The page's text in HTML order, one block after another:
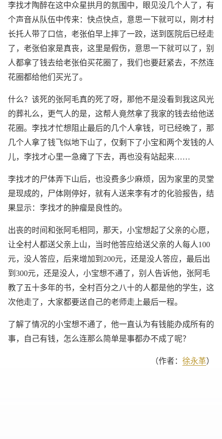
李找才陶醉在这中众星拱月的氛围中，眼见没几个人了，有
个声音从队伍中传来：快点快点，意思一下就可以，刚才村
长托人带了口信，老张伯早上摔了一跤，送到医院后已经走
了，老张伯家是真丧，这里是假伤，意思一下就可以了，别
人都拿了钱去给老张伯买花圈了，我们也要赶紧去，不然连
花圈都给他们买光了。
什么？该死的张阿毛真的死了呀，那他不是没看到我这风光
的葬礼么，更气人的是，这帮人竟然拿了我家的钱去给他送
花圈。李找才忙想阻止最后的几个人拿钱，可已经晚了，那
几个人拿了钱飞似地下山了，仅剩下了小宝和两个发钱的人
儿，李找才心里一急瘫了下去，再也没有站起来……
李找才的尸体弄下山后，也没费多少麻烦，因为家里的灵堂
是现成的，尸体刚停好，就有人送来李有才的化验报告，结
果显示：李找才的肿瘤是良性的。
出丧的时间和张阿毛相同，那天，小宝想起了父亲的心愿，
让全村人都送父亲上山，当时他答应给送父亲的人每人100
元，没人答应，后来增加到200元，还是没人答应，最后出
到300元，还是没人，小宝想不通了，别人告诉他，张阿毛
教了五十多年的书，全村百分之八十的人都是他的学生，这
次他走了，大家都要送自己的老师走上最后一程。
了解了情况的小宝想不通了，他一直认为有钱能办成所有的
事，自己有钱，怎么连那么简单是事都办不成了呢？
（作者： 徐永革）